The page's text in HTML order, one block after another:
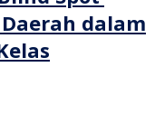
dalam